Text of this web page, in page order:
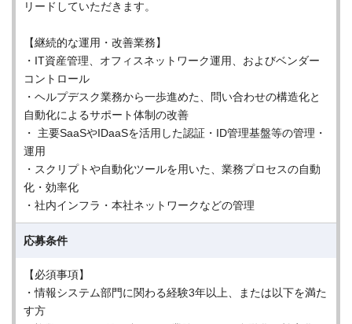
リードしていただきます。
【継続的な運用・改善業務】
・IT資産管理、オフィスネットワーク運用、およびベンダー
コントロール
・ヘルプデスク業務から一歩進めた、問い合わせの構造化と
自動化によるサポート体制の改善
・ 主要SaaSやIDaaSを活用した認証・ID管理基盤等の管理・
運用
・スクリプトや自動化ツールを用いた、業務プロセスの自動
化・効率化
・社内インフラ・本社ネットワークなどの管理
応募条件
【必須事項】
・情報システム部門に関わる経験3年以上、または以下を満た
す方